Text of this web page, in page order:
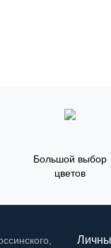
Большой выбор
цветов